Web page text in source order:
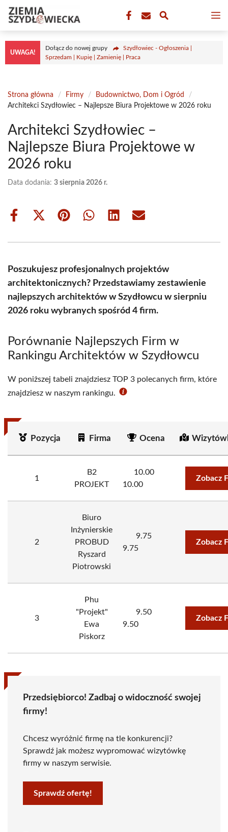
Przejdź
treści
UWAGA!
Dołącz do nowej grupy
Szydłowiec - Ogłoszenia |
Sprzedam | Kupię | Zamienię | Praca
Strona główna / Firmy / Budownictwo, Dom i Ogród
/
Architekci Szydłowiec – Najlepsze Biura Projektowe w 2026 roku
Architekci Szydłowiec –
Najlepsze Biura Projektowe w
2026 roku
Data dodania: 3 sierpnia 2026 r.
Share
Share
(Twitter)
Share Share Share Share
Poszukujesz profesjonalnych projektów
architektonicznych? Przedstawiamy zestawienie
najlepszych architektów w Szydłowcu w sierpniu
2026 roku wybranych spośród 4 firm.
Porównanie Najlepszych Firm w
Rankingu Architektów w Szydłowcu
W poniższej tabeli znajdziesz TOP 3 polecanych firm, które
znajdziesz w naszym rankingu.
Pozycja Firma Ocena
1
B2
PROJEKT
10.00
10.00
Zobacz
2
Biuro
Inżynierskie
PROBUD
Ryszard
Piotrowski
9.75
9.75
Zobacz
3
Phu
"Projekt"
Ewa
Piskorz
9.50
9.50
Zobacz
Przedsiębiorco! Zadbaj o widoczność swojej
firmy!
Chcesz wyróżnić firmę na tle konkurencji?
Sprawdź jak możesz wypromować wizytówkę
firmy w naszym serwisie.
Sprawdź ofertę!